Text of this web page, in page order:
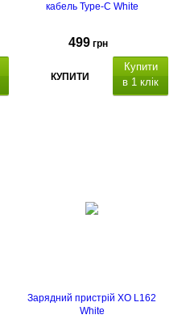
кабель Type-C White
499 грн
КУПИТИ
Купити
в 1 клік
Зарядний пристрій XO L162
White